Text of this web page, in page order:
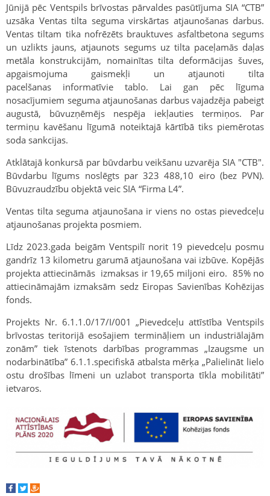
Jūnijā pēc Ventspils brīvostas pārvaldes pasūtījuma SIA “CTB”
uzsāka Ventas tilta seguma virskārtas atjaunošanas darbus.
Ventas tiltam tika nofrēzēts brauktuves asfaltbetona segums
un uzlikts jauns, atjaunots segums uz tilta paceļamās daļas
metāla konstrukcijām, nomainītas tilta deformācijas šuves,
apgaismojuma gaismekļi un atjaunoti tilta
pacelšanas informatīvie tablo. Lai gan pēc līguma
nosacījumiem seguma atjaunošanas darbus vajadzēja pabeigt
augustā, būvuzņēmējs nespēja iekļauties termiņos. Par
termiņu kavēšanu līgumā noteiktajā kārtībā tiks piemērotas
soda sankcijas.
Atklātajā konkursā par būvdarbu veikšanu uzvarēja SIA "CTB".
Būvdarbu līgums noslēgts par 323 488,10 eiro (bez PVN).
Būvuzraudzību objektā veic SIA “Firma L4”.
Ventas tilta seguma atjaunošana ir viens no ostas pievedceļu
atjaunošanas projekta posmiem.
Līdz 2023.gada beigām Ventspilī norit 19 pievedceļu posmu
gandrīz 13 kilometru garumā atjaunošana vai izbūve. Kopējās
projekta attiecināmās izmaksas ir 19,65 miljoni eiro. 85% no
attiecināmajām izmaksām sedz Eiropas Savienības Kohēzijas
fonds.
Projekts Nr. 6.1.1.0/17/I/001 „Pievedceļu attīstība Ventspils
brīvostas teritorijā esošajiem termināļiem un industriālajām
zonām” tiek īstenots darbības programmas „Izaugsme un
nodarbinātība” 6.1.1.specifiskā atbalsta mērķa „Palielināt lielo
ostu drošības līmeni un uzlabot transporta tīkla mobilitāti”
ietvaros.